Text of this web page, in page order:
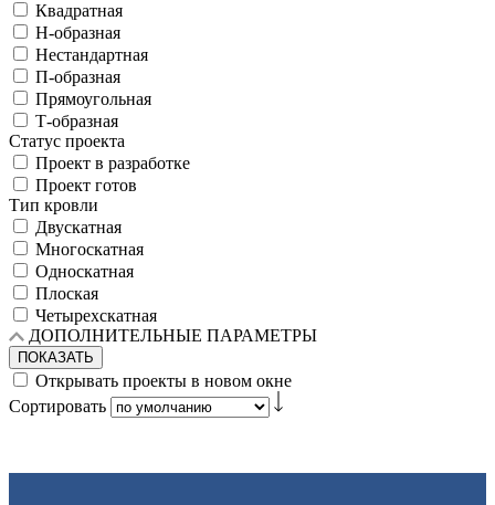
Квадратная
Н-образная
Нестандартная
П-образная
Прямоугольная
Т-образная
Статус проекта
Проект в разработке
Проект готов
Тип кровли
Двускатная
Многоскатная
Односкатная
Плоская
Четырехскатная
ДОПОЛНИТЕЛЬНЫЕ ПАРАМЕТРЫ
ПОКАЗАТЬ
Открывать проекты в новом окне
Сортировать